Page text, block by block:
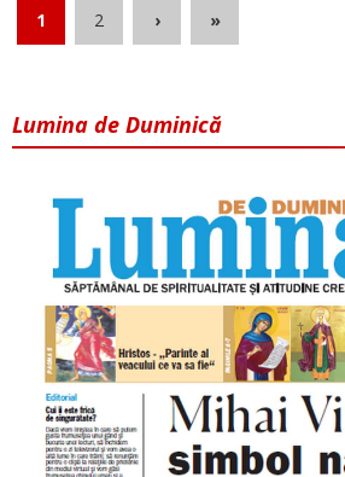
1 2 › »
Lumina de Duminică